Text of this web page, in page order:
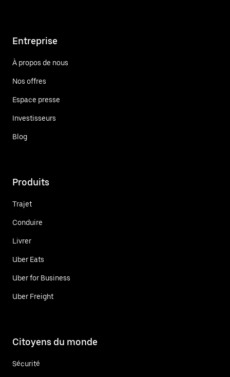
Entreprise
À propos de nous
Nos offres
Espace presse
Investisseurs
Blog
Produits
Trajet
Conduire
Livrer
Uber Eats
Uber for Business
Uber Freight
Citoyens du monde
Sécurité